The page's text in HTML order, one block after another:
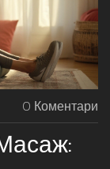
0 Коментари